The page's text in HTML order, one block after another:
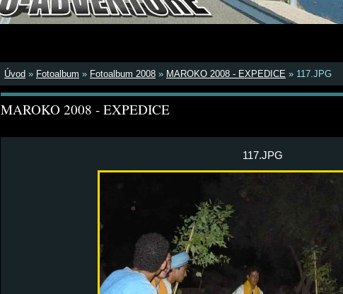
Úvod » Fotoalbum » Fotoalbum 2008 » MAROKO 2008 - EXPEDICE » 117.JPG
MAROKO 2008 - EXPEDICE
117.JPG